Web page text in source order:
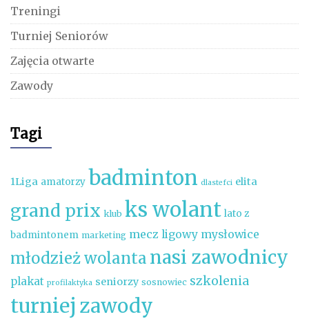
Treningi
Turniej Seniorów
Zajęcia otwarte
Zawody
Tagi
1Liga amatorzy badminton dlastefci elita
grand prix klub ks wolant lato z
badmintonem marketing mecz ligowy mysłowice
młodzież wolanta nasi zawodnicy
plakat profilaktyka seniorzy sosnowiec szkolenia
turniej zawody